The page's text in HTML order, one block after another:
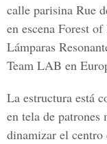
calle parisina Rue
en escena Forest
Lámparas
Team LAB en
La estructura está
en tela de patrones
dinamizar el